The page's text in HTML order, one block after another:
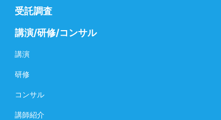
受託調査
講演/研修/コンサル
講演
研修
コンサル
講師紹介